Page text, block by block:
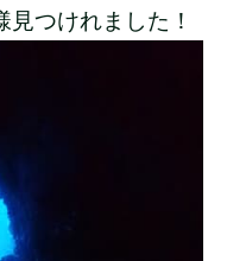
つけれました！